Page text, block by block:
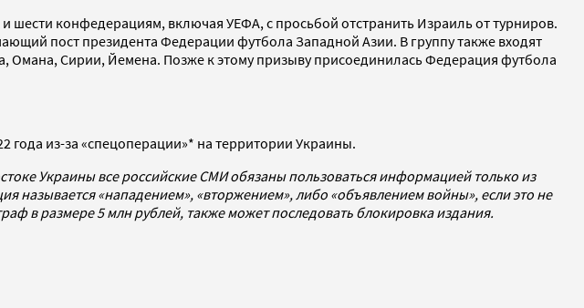
шести конфедерациям, включая УЕФА, с просьбой отстранить Израиль от турниров.
пост президента Федерации футбола Западной Азии. В группу также входят
Омана, Сирии, Йемена. Позже к этому призыву присоединилась Федерация футбола
из-за «спецоперации»* на территории Украины.
Украины все российские СМИ обязаны пользоваться информацией только из
«нападением», «вторжением», либо «объявлением войны», если это не
в размере 5 млн рублей, также может последовать блокировка издания.